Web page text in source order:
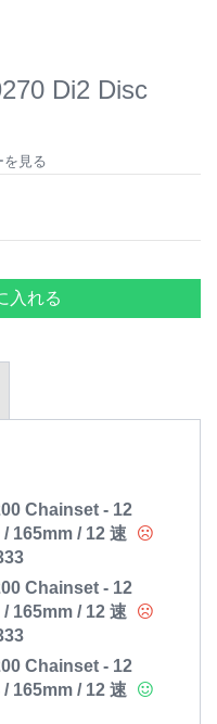
Di2 Disc
を見る
入れる
Chainset - 12
165mm / 12 速
Chainset - 12
165mm / 12 速
Chainset - 12
165mm / 12 速